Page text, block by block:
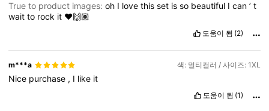
True to product images:oh I lovethisset isso beautiful Ican’t
waitto rock it ❤️🙌🏽
도움이 됨 (2)
m***a 색: 멀티컬러 / 사이즈: 1XL
Nice purchase , I like it
도움이 됨 (1)